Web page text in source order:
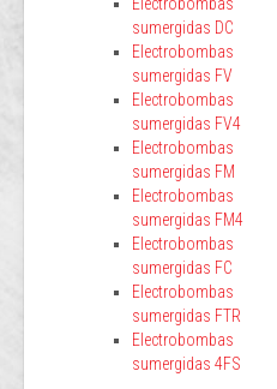
sumergidas DC
Electrobombas
sumergidas FV
Electrobombas
sumergidas FV4
Electrobombas
sumergidas FM
Electrobombas
sumergidas FM4
Electrobombas
sumergidas FC
Electrobombas
sumergidas FTR
Electrobombas
sumergidas 4FS